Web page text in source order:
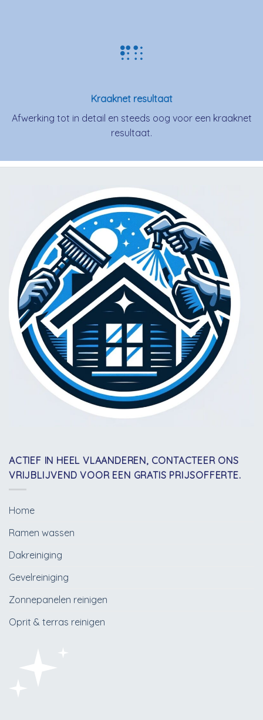
Kraaknet resultaat
Afwerking tot in detail en steeds oog voor een kraaknet
resultaat.
ACTIEF IN HEEL VLAANDEREN, CONTACTEER ONS
VRIJBLIJVEND VOOR EEN GRATIS PRIJSOFFERTE.
Home
Ramen wassen
Dakreiniging
Gevelreiniging
Zonnepanelen reinigen
Oprit & terras reinigen